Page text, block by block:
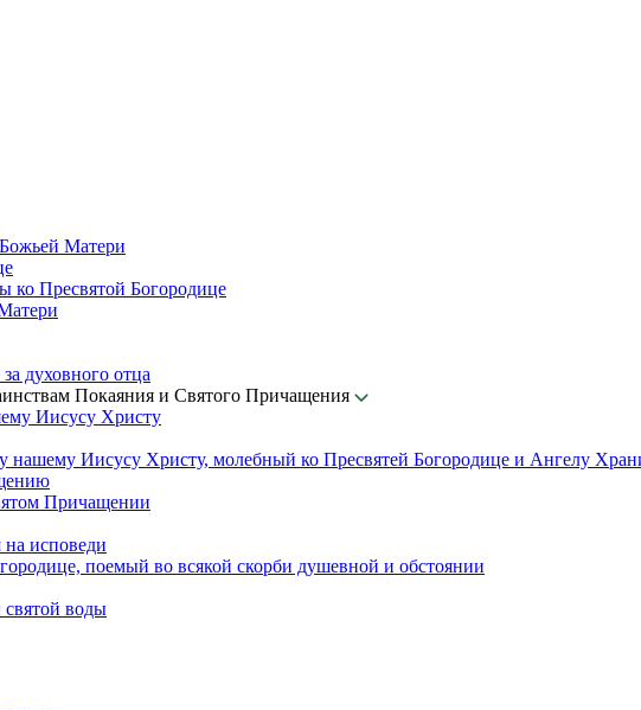
Матери
ко Пресвятой Богородице
духовного отца
Покаяния и Святого Причащения
Иисусу Христу
нашему Иисусу Христу, молебный ко Пресвятей Богородице и Ангелу
Причащении
исповеди
поемый во всякой скорби душевной и обстоянии
воды